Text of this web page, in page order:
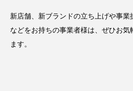
新店舗、新ブランドの立ち上げや事
などをお持ちの事業者様は、ぜひお
ます。